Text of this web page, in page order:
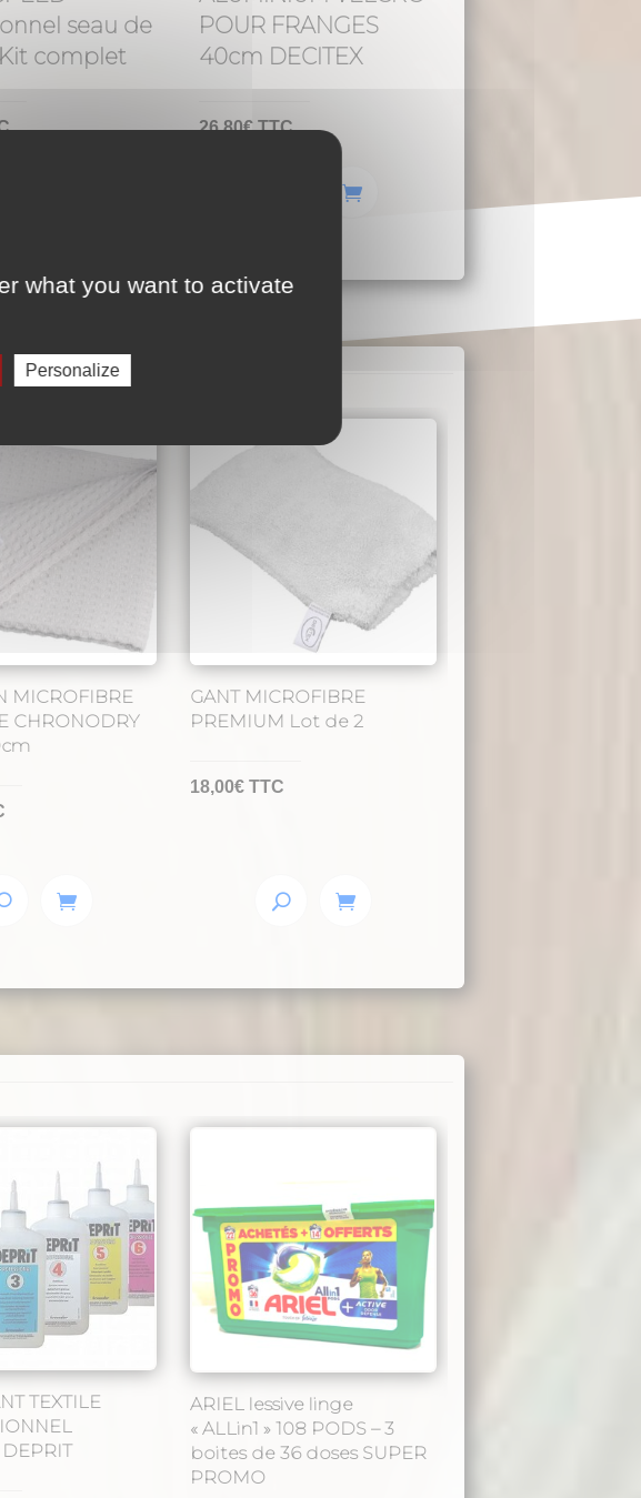
seau de
Kit complet
POUR FRANGES
40cm DECITEX
26,80€ TTC
MICROFIBRE
CHRONODRY
GANT MICROFIBRE
PREMIUM Lot de 2
18,00€ TTC
TEXTILE
ARIEL lessive linge
« ALLin1 » 108 PODS – 3
boites de 36 doses SUPER
PROMO
what you want to activate
Personalize